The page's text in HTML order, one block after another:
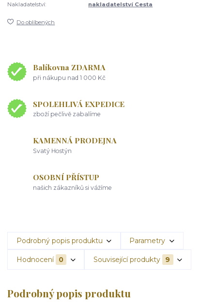
Nakladatelství:
nakladatelství Cesta
Do oblíbených
Balíkovna ZDARMA
při nákupu nad 1 000 Kč
SPOLEHLIVÁ EXPEDICE
zboží pečlivě zabalíme
KAMENNÁ PRODEJNA
Svatý Hostýn
OSOBNÍ PŘÍSTUP
našich zákazníků si vážíme
Podrobný popis produktu Parametry
Hodnocení 0 Související produkty 9
Podrobný popis produktu